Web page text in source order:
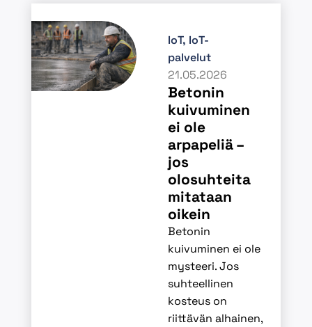
IoT, IoT-
palvelut
21.05.2026
Betonin
kuivuminen
ei ole
arpapeliä –
jos
olosuhteita
mitataan
oikein
Betonin
kuivuminen ei ole
mysteeri. Jos
suhteellinen
kosteus on
riittävän alhainen,